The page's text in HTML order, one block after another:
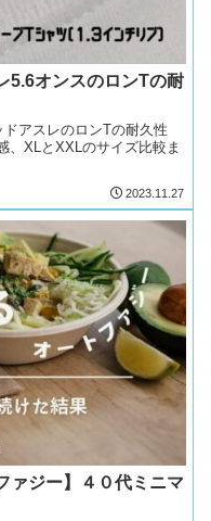
5.6オンスのロンTの耐
アスレのロンTの耐久性
、XLとXXLのサイズ比較ま
2023.11.27
ァジー】４０代ミニマ